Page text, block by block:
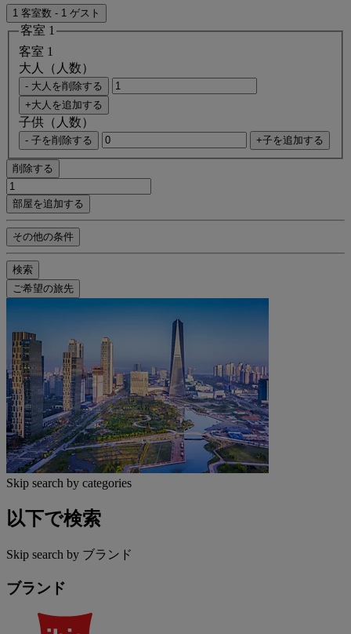
1 客室数 - 1 ゲスト
客室 1
客室 1
大人（人数）
- 大人を削除する
+大人を追加する
子供（人数）
- 子を削除する +子を追加する
削除する
部屋を追加する
その他の条件
検索
ご希望の旅先
Skip search by categories
以下で検索
Skip search by ブランド
ブランド